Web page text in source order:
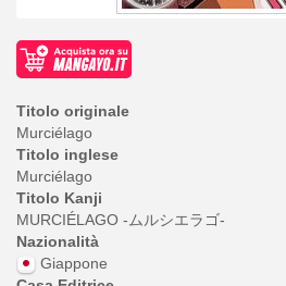
Titolo originale
Murciélago
Titolo inglese
Murciélago
Titolo Kanji
MURCIÉLAGO -ムルシエラゴ-
Nazionalità
Giappone